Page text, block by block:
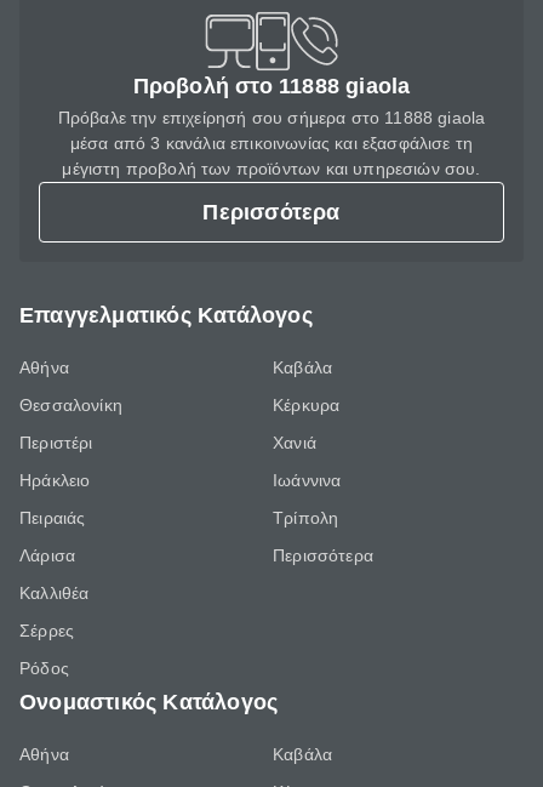
Προβολή στο 11888 giaola
Πρόβαλε την επιχείρησή σου σήμερα στο 11888 giaola
μέσα από 3 κανάλια επικοινωνίας και εξασφάλισε τη
μέγιστη προβολή των προϊόντων και υπηρεσιών σου.
Περισσότερα
Επαγγελματικός Κατάλογος
Αθήνα
Θεσσαλονίκη
Περιστέρι
Ηράκλειο
Πειραιάς
Λάρισα
Καλλιθέα
Σέρρες
Ρόδος
Καβάλα
Κέρκυρα
Χανιά
Ιωάννινα
Τρίπολη
Περισσότερα
Ονομαστικός Κατάλογος
Αθήνα
Καβάλα